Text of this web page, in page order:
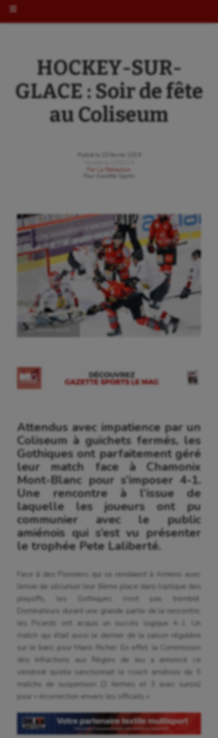
HOCKEY-SUR-
GLACE : Soir de fête
au Coliseum
Publié le
23 février 2019
Par
La Rédaction
Gazette Sports
Ⓒ Gazette Sports
Attendus avec impatience par un
Coliseum à guichets fermés, les
Gothiques ont parfaitement géré
leur match face à Chamonix
Mont-Blanc pour s’imposer 4-1.
Une rencontre à l’issue de
laquelle les joueurs ont pu
communier avec le public
amiénois qui s’est vu présenter
le trophée Pete Laliberté.
Face à des Pionniers qui se rendaient à Amiens avec
l’envie de sécuriser leur 8ème place dans l’optique des
playoffs, les Gothiques n’ont pas tremblé.
Dominateurs durant une grande partie de la rencontre,
les Picards ont acquis un succès logique 4-1. Un
match qui était aussi le dernier de la saison régulière
sur le banc pour Mario Richer. En effet, la Commission
des Infractions aux Règles de Jeu a annoncé ce
vendredi qu’elle sanctionnait le coach amiénois de 5
matchs de suspension (2 fermes et 3 avec sursis)
pour « incorrection envers les officiels ».